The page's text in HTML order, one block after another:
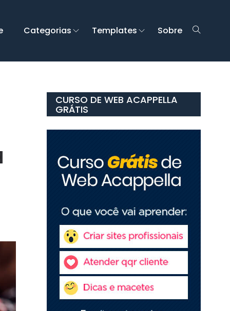
Categorias Templates Sobre
CURSO DE WEB ACAPPELLA
GRÁTIS